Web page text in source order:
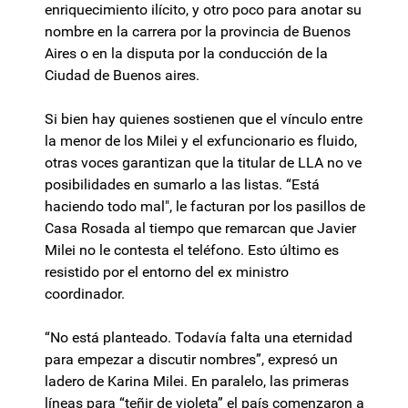
enriquecimiento ilícito, y otro poco para anotar su
nombre en la carrera por la provincia de Buenos
Aires o en la disputa por la conducción de la
Ciudad de Buenos aires.
Si bien hay quienes sostienen que el vínculo entre
la menor de los Milei y el exfuncionario es fluido,
otras voces garantizan que la titular de LLA no ve
posibilidades en sumarlo a las listas. “Está
haciendo todo mal", le facturan por los pasillos de
Casa Rosada al tiempo que remarcan que Javier
Milei no le contesta el teléfono. Esto último es
resistido por el entorno del ex ministro
coordinador.
“No está planteado. Todavía falta una eternidad
para empezar a discutir nombres”, expresó un
ladero de Karina Milei. En paralelo, las primeras
líneas para “teñir de violeta” el país comenzaron a